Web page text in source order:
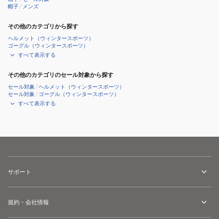
帽子/ メンズ
その他のカテゴリから探す
ヘルメット（ウィンタースポーツ）
ゴーグル（ウィンタースポーツ）
すべて表示する
その他のカテゴリのセール対象から探す
セール対象 /ヘルメット（ウィンタースポーツ）
セール対象 / ゴーグル（ウィンタースポーツ）
すべて表示する
サポート
規約・会社情報